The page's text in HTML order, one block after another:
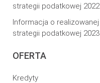
strategii podatkowej 2022
Informacja o realizowanej
strategii podatkowej 2023
OFERTA
Kredyty